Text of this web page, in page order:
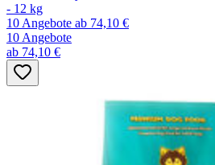
- 12 kg
10 Angebote ab 74,10 €
10 Angebote
ab 74,10 €